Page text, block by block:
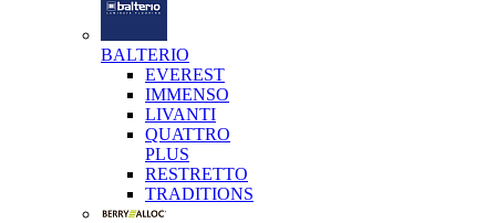
BALTERIO
EVEREST
IMMENSO
LIVANTI
QUATTRO
PLUS
RESTRETTO
TRADITIONS